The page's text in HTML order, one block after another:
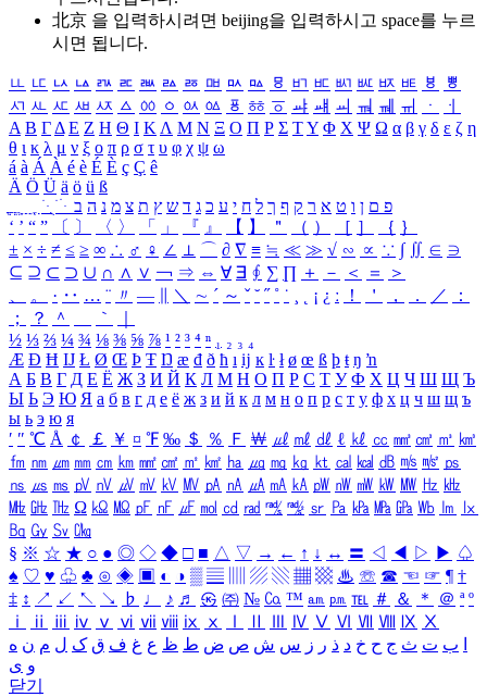
北京 을 입력하시려면 beijing을 입력하시고 space를 누르
시면 됩니다.
ㅥ ㅦ ㅧ ㅨ ㅩ ㅪ ㅫ ㅬ ㅭ ㅮ ㅯ ㅰ ㅱ ㅲ ㅳ ㅴ ㅵ ㅶ ㅷ ㅸ
ㅹ
ㅺ ㅻ ㅼ ㅽ ㅾ ㅿ ㆀ ㆁ ㆂ ㆃ ㆄ ㆅ ㆆ ㆇ ㆈ ㆉ ㆊ ㆋ ㆌ ㆍ
ㆎ
Α Β ΓΔ Ε Ζ Η Θ Ι ΚΛ Μ Ν Ξ Ο Π Ρ Σ ΤΥ Φ Χ Ψ Ω α β γ δ ε ζ η
θ ι κ λ μ ν ξ ο π ρ σ τ υ φ χ ψ ω
á à Á À é è É È ç Ç ê
Ä Ö Ü ä ö ü ß
ִֶֹ ֻּ ׁׂ פ ם ן ו ט א ר ק ף ך ל ח י ע כ ג ד ש ץ ת צ מ נ ה ב
‘ ’ “ ” 〔 〕 〈 〉 「 」 『 』 【 】 ＂ （ ） ［ ］ ｛ ｝
± × ÷ ≠ ≤ ≥ ∞ ∴ ♂ ♀ ∠ ⊥ ⌒ ∂ ∇ ≡ ≒ ≪ ≫ √ ∽ ∝ ∵ ∫ ∬ ∈ ∋
⊆ ⊇ ⊂ ⊃ ∪ ∩ ∧ ∨ ￢ ⇒ ⇔ ∀ ∃ ∮ ∑ ∏ ＋ － ＜ ＝
＞
、
。 · ‥ … ¨ 〃 ― ＼ ∼ ´ ～ ˇ ˘ ˝ ˚ ˙ ¸ ¡ ¿ ː ！ ＇ ， ． ／
：
；
？ ＾ ｀
½ ⅓ ⅔ ¼ ¾ ⅛ ⅜ ⅝ ⅞ ¹ ² ³ ⁴ ⁿ ₁ ₂ ₃ ₄
Æ Ð Ħ Ĳ Ł Ø Œ Þ Ŧ Ŋ æ đ ð ħ ı ĳ ĸ ŀ ł ø œ ß þ ŧ ŋ ŉ
А Б В Г Д Е Ё Ж З И Й К Л М Н О П Р С Т У Ф Х Ц Ч Ш Щ Ъ
Ы Ь Э Ю Я а б в г д е ё ж з и й к л м н о п р с т у ф х ц ч ш щ ъ
ы ь э ю я
′ ″ ℃ Å ￠ ￡ ￥ ¤ ℉ ‰ ＄ ％ Ｆ ￦ ㎕ ㎖ ㎗ ℓ ㎘ ㏄ ㎣ ㎤ ㎥ ㎦
㎙ ㎚ ㎛ ㎜ ㎝ ㎞ ㎟ ㎠ ㎡ ㎢ ㏊ ㎍ ㎎ ㎏ ㏏ ㎈ ㎉ ㏈ ㎧ ㎨ ㎰
㎱ ㎲ ㎳ ㎴ ㎵ ㎶ ㎷ ㎸ ㎹ ㎀ ㎁ ㎂ ㎃ ㎄ ㎺ ㎻ ㎽ ㎾ ㎿ ㎐ ㎑
㎒ ㎓ ㎔ Ω ㏀ ㏁ ㎊ ㎋ ㎌ ㏖ ㏅ ㎭ ㎮ ㎯ ㏛ ㎩ ㎪ ㎫ ㎬ ㏝ ㏐
㏓
㏃ ㏉ ㏜ ㏆
§ ※ ☆ ★ ○ ● ◎ ◇ ◆ □ ■ △ ▽ → ← ↑ ↓ ↔ 〓 ◁ ◀ ▷ ▶ ♤
♠ ♡ ♥ ♧ ♣ ⊙ ◈ ▣ ◐ ◑ ▒ ▤ ▨ ▧ ▦ ▩ ♨ ☏ ☎ ☜ ☞ ¶ †
‡ ↕ ↗ ↙ ↖ ↘ ♭ ♩ ♪ ♬ ㉿ ㈜ № ㏇ ™ ㏂ ㏘ ℡ ＃ ＆ ＊ ＠ ª º
ⅰ
ⅱ ⅲ ⅳ ⅴ ⅵ ⅶ ⅷ ⅸ ⅹ Ⅳ Ⅴ Ⅵ Ⅶ Ⅷ Ⅸ Ⅹ
ب ت ث ج ح خ د ذ ر ز س ش ص ض ط ظ ع غ ف ق ک ل م ن ه
و ی
닫기